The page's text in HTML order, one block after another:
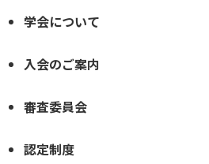
学会について
入会のご案内
審査委員会
認定制度